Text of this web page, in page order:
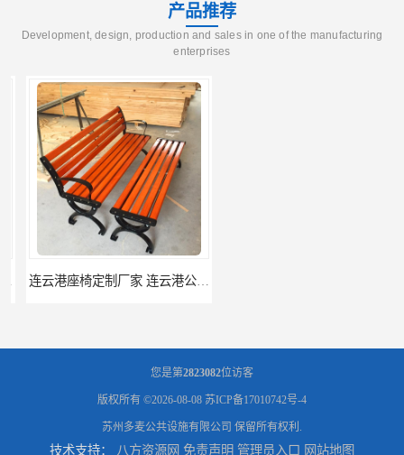
产品推荐
Development, design, production and sales in one of the manufacturing
enterprises
连云港座椅定制厂家 连云港公园座椅制品厂 连云港景区休闲座椅定做价格
您是第2823082位访客
版权所有 ©2026-08-08 苏ICP备17010742号-4
苏州多麦公共设施有限公司 保留所有权利.
技术支持： 八方资源网 免责声明 管理员入口 网站地图